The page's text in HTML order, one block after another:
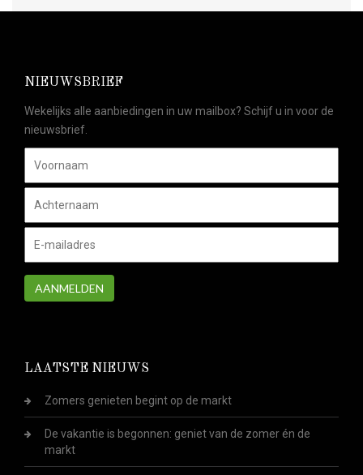
NIEUWSBRIEF
Wekelijks alle aanbiedingen in uw mailbox? Schijf u in voor de
nieuwsbrief.
AANMELDEN
LAATSTE NIEUWS
Zomers genieten begint op de markt
De vakantie is begonnen: geniet van de zomer én de
markt